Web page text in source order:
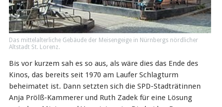
Das mittelalterliche Gebäude der Meisengeige in Nürnbergs nördlicher
Altstadt St. Lorenz.
Bis vor kurzem sah es so aus, als wäre dies das Ende des
Kinos, das bereits seit 1970 am Laufer Schlagturm
beheimatet ist. Dann setzten sich die SPD-Stadträtinnen
Anja Prölß-Kammerer und Ruth Zadek für eine Lösung